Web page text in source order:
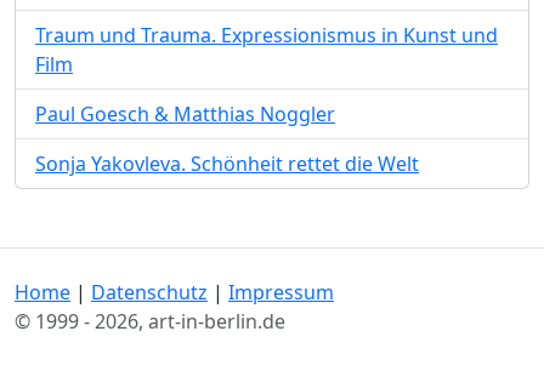
Traum und Trauma. Expressionismus in Kunst und
Film
Paul Goesch & Matthias Noggler
Sonja Yakovleva. Schönheit rettet die Welt
Home | Datenschutz | Impressum
© 1999 - 2026, art-in-berlin.de